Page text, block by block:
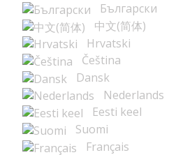
Български
中文(简体)
Hrvatski
Čeština
Dansk
Nederlands
Eesti keel
Suomi
Français